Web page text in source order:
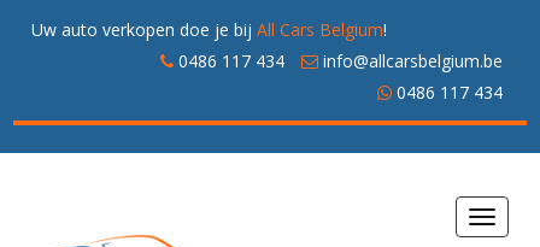
Uw auto verkopen doe je bijAll Cars Belgium!
0486 117 434
info@allcarsbelgium.be
0486 117 434
Toggle